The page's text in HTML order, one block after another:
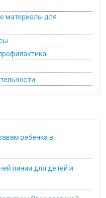
материалы для
ребенка в
линии для детей и